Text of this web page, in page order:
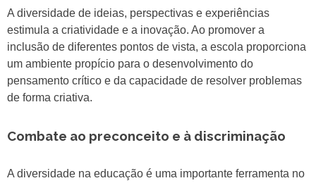
A diversidade de ideias, perspectivas e experiências
estimula a criatividade e a inovação. Ao promover a
inclusão de diferentes pontos de vista, a escola proporciona
um ambiente propício para o desenvolvimento do
pensamento crítico e da capacidade de resolver problemas
de forma criativa.
Combate ao preconceito e à discriminação
A diversidade na educação é uma importante ferramenta no